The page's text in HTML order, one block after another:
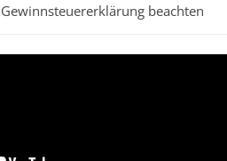
Gewinnsteuererklärung beachten